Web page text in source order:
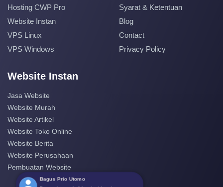
Hosting CWP Pro
Website Instan
VPS Linux
VPS Windows
Syarat & Ketentuan
Blog
Contact
Privacy Policy
Website Instan
Jasa Website
Website Murah
Website Artikel
Website Toko Online
Website Berita
Website Perusahaan
Pembuatan Website
Bagus Prio Utomo